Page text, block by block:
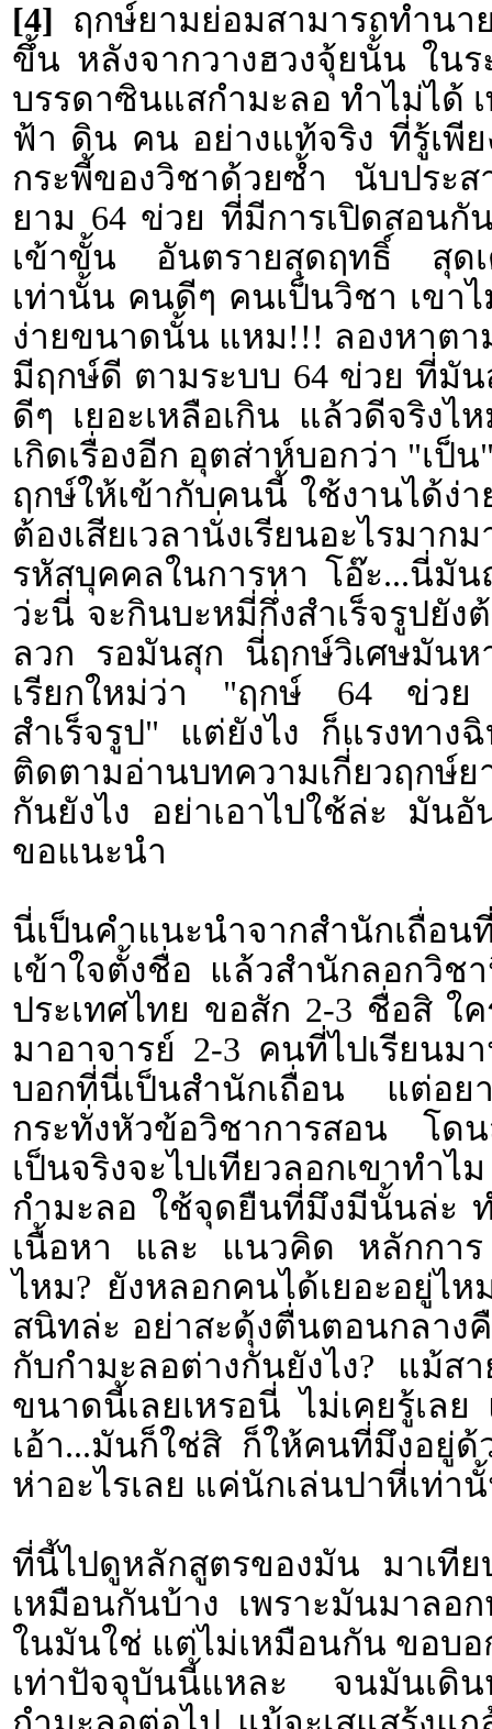
[4] ฤกษ์ยามย่อมสามารถทำน
ขึ้น หลังจากวางฮวงจุ้ยนั้น ในร
บรรดาซินแสกำมะลอ ทำไม่ได้
ฟ้า ดิน คน อย่างแท้จริง ที่รู้เพีย
กระพี้ของวิชาด้วยซ้ำ นับประ
ยาม 64 ข่วย ที่มีการเปิดสอนกั
เข้าขั้น อันตรายสุดฤทธิ์ สุดเ
เท่านั้น คนดีๆ คนเป็นวิชา เขา
ง่ายขนาดนั้น แหม!!! ลองหาต
มีฤกษ์ดี ตามระบบ 64 ข่วย ที่มัน
ดีๆ เยอะเหลือเกิน แล้วดีจริงไ
เกิดเรื่องอีก อุตส่าห์บอกว่า "เป็
ฤกษ์ให้เข้ากับคนนี้ ใช้งานได้ง่
ต้องเสียเวลานั่งเรียนอะไรมา
รหัสบุคคลในการหา โอ๊ะ...นี่มั
ว่ะนี่ จะกินบะหมี่กึ่งสำเร็จรูปยั
ลวก รอมันสุก นี่ฤกษ์วิเศษมันห
เรียกใหม่ว่า "ฤกษ์ 64 ข่วย
สำเร็จรูป" แต่ยังไง ก็แรงทาง
ติดตามอ่านบทความเกี่ยวฤกษ์
กันยังไง อย่าเอาไปใช้ล่ะ มัน
ขอแนะนำ
นี่เป็นคำแนะนำจากสำนักเถื่อ
เข้าใจตั้งชื่อ แล้วสำนักลอกวิช
ประเทศไทย ขอสัก 2-3 ชื่อสิ ใ
มาอาจารย์ 2-3 คนที่ไปเรียนม
บอกที่นี่เป็นสำนักเถื่อน แต่อ
กระทั่งหัวข้อวิชาการสอน โด
เป็นจริงจะไปเทียวลอกเขา
กำมะลอ ใช้จุดยืนที่มึงมีนั้นล่ะ
เนื้อหา และ แนวคิด หลักการ
ไหม? ยังหลอกคนได้เยอะอยู่ไ
สนิทล่ะ อย่าสะดุ้งตื่นตอนกลาง
กับกำมะลอต่างกันยังไง? แม้ส
ขนาดนี้เลยเหรอนี่ ไม่เคยรู้เลย
เอ้า...มันก็ใช่สิ ก็ให้คนที่มึงอยู่
ห่าอะไรเลย แค่นักเล่นปาหี่เท่านั้
ที่นี้ไปดูหลักสูตรของมัน มาเที
เหมือนกันบ้าง เพราะมันมาลอ
ในมันใช่ แต่ไม่เหมือนกัน ขอบ
เท่าปัจจุบันนี้แหละ จนมันเ